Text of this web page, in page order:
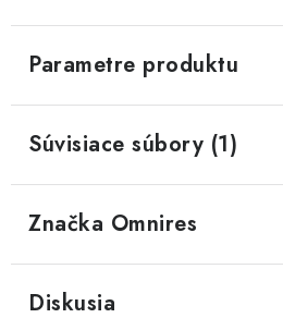
Parametre produktu
Súvisiace súbory (1)
Značka Omnires
Diskusia